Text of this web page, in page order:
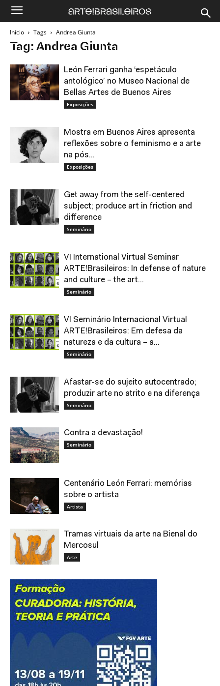
Início Tags Andrea Giunta
Tag: Andrea Giunta
León Ferrari ganha ‘espetáculo
antológico’ no Museo Nacional de
Bellas Artes de Buenos Aires
Exposições
Mostra em Buenos Aires apresenta
reflexões sobre o feminismo e a arte
na pós...
Exposições
Get away from the self-centered
subject; produce art in friction and
difference
Seminário
VI International Virtual Seminar
ARTE!Brasileiros: In defense of nature
and culture – the art...
Seminário
VI Seminário Internacional Virtual
ARTE!Brasileiros: Em defesa da
natureza e da cultura – a...
Seminário
Afastar-se do sujeito autocentrado;
produzir arte no atrito e na diferença
Seminário
Contra a devastação!
Seminário
Centenário León Ferrari: memórias
sobre o artista
Artista
Tramas virtuais da arte na Bienal do
Mercosul
Arte